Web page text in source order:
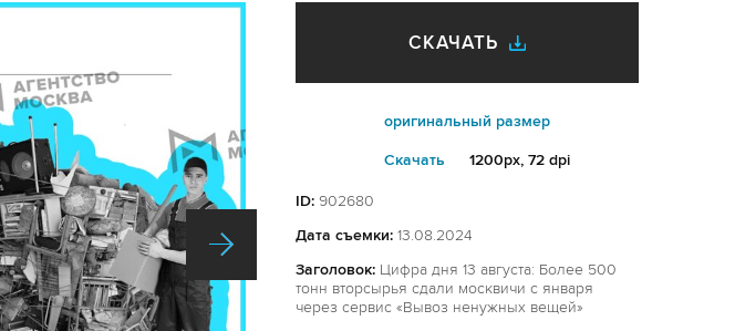
СКАЧАТЬ
оригинальный размер
Cкачать 1200px, 72 dpi
ID: 902680
Дата съемки: 13.08.2024
Заголовок: Цифра дня 13 августа: Более 500
тонн вторсырья сдали москвичи с января
через сервис «Вывоз ненужных вещей»